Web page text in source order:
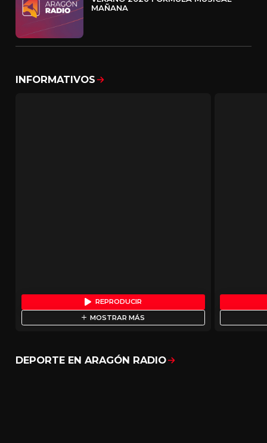
MAÑANA
INFORMATIVOS Mostrar todo
REPRODUCIR
MOSTRAR MÁS
DEPORTE EN ARAGÓN RADIOMostrar todo